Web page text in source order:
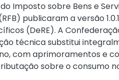
Imposto sobre Bens e
publicaram a versão
(DeRE). A
técnica substitui
com aprimoramentos e
sobre o consumo